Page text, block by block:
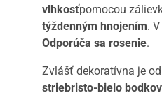
vlhkosťpomocou
týždenným hnojením.
Odporúča sa rosenie.
Zvlášť dekoratívna je
striebristo-bielo